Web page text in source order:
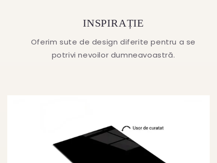
INSPIRAȚIE
Oferim sute de design diferite pentru a se
potrivi nevoilor dumneavoastră.